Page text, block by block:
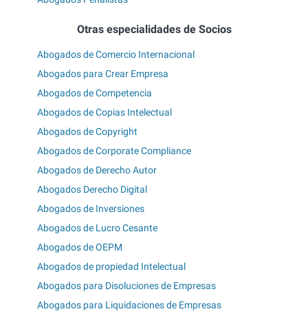
Otras especialidades de Socios
Abogados de Comercio Internacional
Abogados para Crear Empresa
Abogados de Competencia
Abogados de Copias Intelectual
Abogados de Copyright
Abogados de Corporate Compliance
Abogados de Derecho Autor
Abogados Derecho Digital
Abogados de Inversiones
Abogados de Lucro Cesante
Abogados de OEPM
Abogados de propiedad Intelectual
Abogados para Disoluciones de Empresas
Abogados para Liquidaciones de Empresas